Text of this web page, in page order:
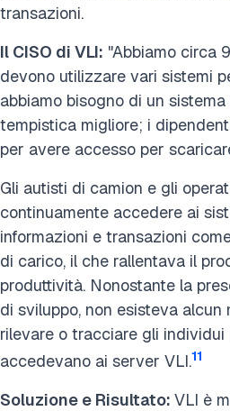
transazioni.
Il CISO di VLI: "Abbiamo circa
devono utilizzare vari sistemi
abbiamo bisogno di un
tempistica migliore; i
per avere accesso per
Gli autisti di camion e gli
continuamente accedere ai
informazioni e transazioni
di carico, il che rallentava il
produttività. Nonostante la
di sviluppo, non esisteva alcun
rilevare o tracciare gli
accedevano ai server VLI.11
Soluzione e Risultato: VLI è